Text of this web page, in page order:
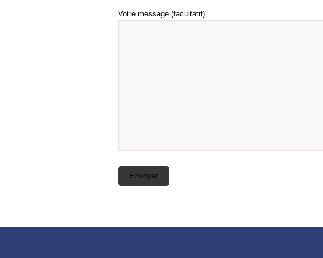
Votre message (facultatif)